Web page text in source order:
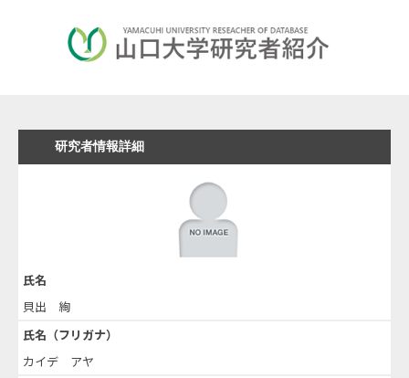
研究者情報詳細
氏名
貝出 絢
氏名（フリガナ）
カイデ アヤ